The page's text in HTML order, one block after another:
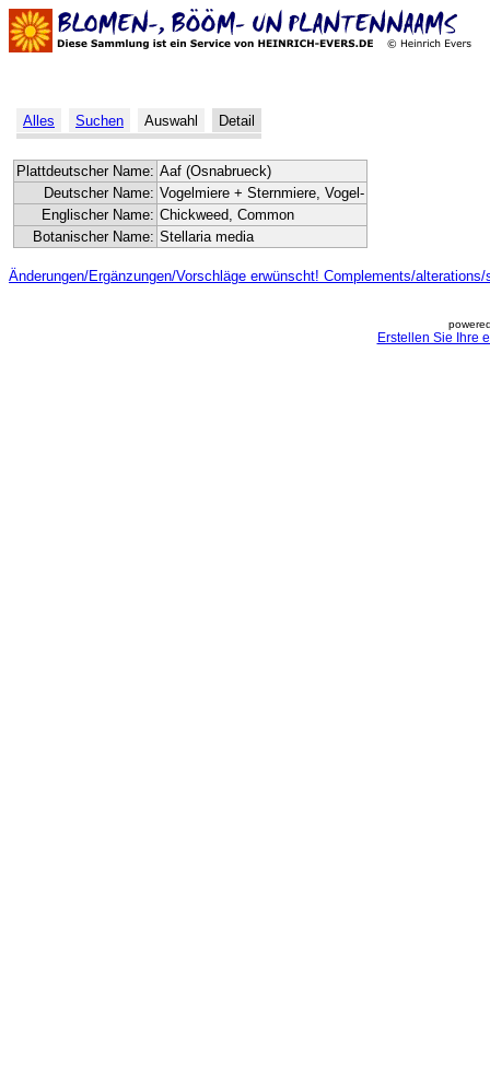
Alles Suchen Auswahl Detail
Plattdeutscher Name: Aaf (Osnabrueck)
Deutscher Name: Vogelmiere + Sternmiere, Vogel-
Englischer Name: Chickweed, Common
Botanischer Name: Stellaria media
Änderungen/Ergänzungen/Vorschläge erwünscht! Complements/
Erstellen Sie Ihre